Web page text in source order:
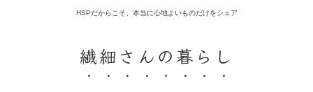
HSPだからこそ、本当に心地よいものだけをシェア
繊細さんの暮らし